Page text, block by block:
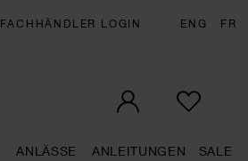
FACHHÄNDLER LOGIN ENG FR
ANLÄSSE ANLEITUNGEN SALE